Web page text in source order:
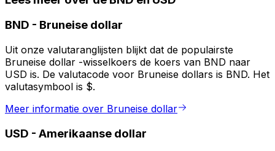
BND - Bruneise dollar
Uit onze valutaranglijsten blijkt dat de populairste
Bruneise dollar -wisselkoers de koers van BND naar
USD is. De valutacode voor Bruneise dollars is BND. Het
valutasymbool is $.
Meer informatie over Bruneise dollar
USD - Amerikaanse dollar